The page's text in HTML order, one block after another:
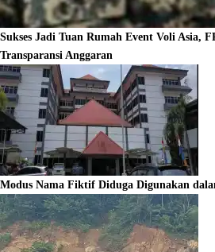
Sukses Jadi Tuan Rumah Event Voli Asia,
Transparansi Anggaran
Modus Nama Fiktif Diduga Digunakan